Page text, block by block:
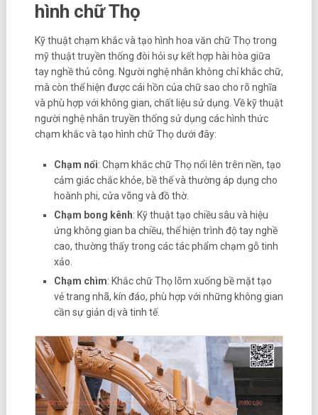
hình chữ Thọ
Kỹ thuật chạm khắc và tạo hình hoa văn chữ Thọ trong
mỹ thuật truyền thống đòi hỏi sự kết hợp hài hòa giữa
tay nghề thủ công. Người nghệ nhân không chỉ khắc chữ,
mà còn thể hiện được cái hồn của chữ sao cho rõ nghĩa
và phù hợp với không gian, chất liệu sử dụng. Về kỹ thuật
người nghệ nhân truyền thống sử dụng các hình thức
chạm khắc và tạo hình chữ Thọ dưới đây:
Chạm nổi: Chạm khắc chữ Thọ nổi lên trên nền, tạo
cảm giác chắc khỏe, bề thế và thường áp dụng cho
hoành phi, cửa võng và đồ thờ.
Chạm bong kênh: Kỹ thuật tạo chiều sâu và hiệu
ứng không gian ba chiều, thể hiện trình độ tay nghề
cao, thường thấy trong các tác phẩm chạm gỗ tinh
xảo.
Chạm chìm: Khắc chữ Thọ lõm xuống bề mặt tạo
vẻ trang nhã, kín đáo, phù hợp với những không gian
cần sự giản dị và tinh tế.